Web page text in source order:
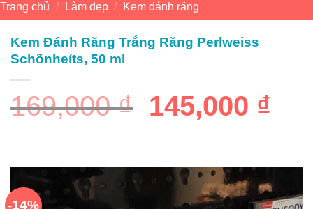
Trang chủ / Làm đẹp / Kem đánh răng
-14%
Kem Đánh Răng Trắng Răng Perlweiss
Schõnheỉts, 50 ml
169,000₫ Giá
là:
169,000 ₫.
145,000 ₫
tại
là: